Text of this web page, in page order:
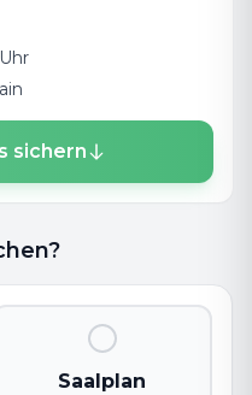
sichern
Saalplan